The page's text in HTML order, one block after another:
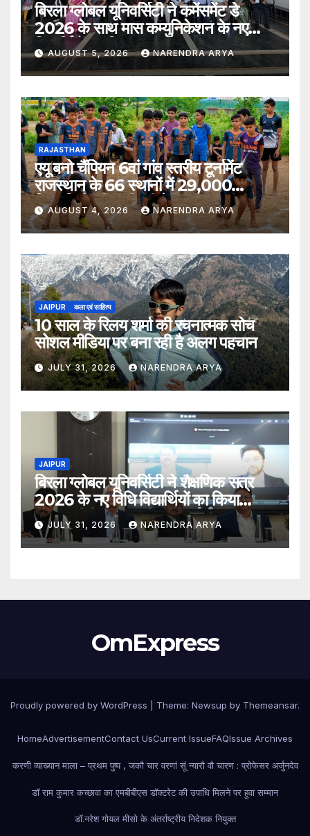
बिरला ग्लोबल यूनिवर्सिटी ने कमेंसमेंट डे
2026 के साथ मास कम्युनिकेशन के नए
विद्यार्थियों का किया स्वागत
AUGUST 5, 2026 NARENDRA ARYA
RAJASTHAN
एयू बनो चैंपियन 6वां गांव स्तरीय टूर्नामेंट
राजस्थान के 66 स्थानों में 29,000
खिलाड़ियों की भागीदारी के साथ संपन्न हुआ
AUGUST 4, 2026 NARENDRA ARYA
JAIPUR कला एवं साहित्य
10 साल के रिलय शर्मा की रचनात्मक सोच
सोशल मीडिया पर बना रही है अलग पहचान
JULY 31, 2026 NARENDRA ARYA
JAIPUR
बिरला ग्लोबल यूनिवर्सिटी ने शैक्षणिक सत्र
2026 के नए विधि विद्यार्थियों का किया
स्वागत बीबीए एलएल.बी. (ऑनर्स) 2026–31
एवं एलएल.एम. 2026–27 पाठ्यक्रमों के
विद्यार्थियों ने शुरू की अपनी शैक्षणिक यात्रा
JULY 31, 2026 NARENDRA ARYA
OmExpress
Proudly powered by WordPress Theme: Newsup by Themeansar.
HomeAdvertisementContact UsCurrent IssueFAQIssue Archives
करणी व्याख्यान माला – प्रथम पुष्प , जकौ चार वरणां सूं न्यारौ वौ चारण : प्रोफेसर अर्जुनदेव
डॉ राम कुमार कच्छावा का एमबीबीएस डॉक्टरेट की उपाधि मिलने पर हुवा सम्मान
डॉ.नरेश गोयल मीसो के अंतर्राष्ट्रीय निदेशक नियुक्त